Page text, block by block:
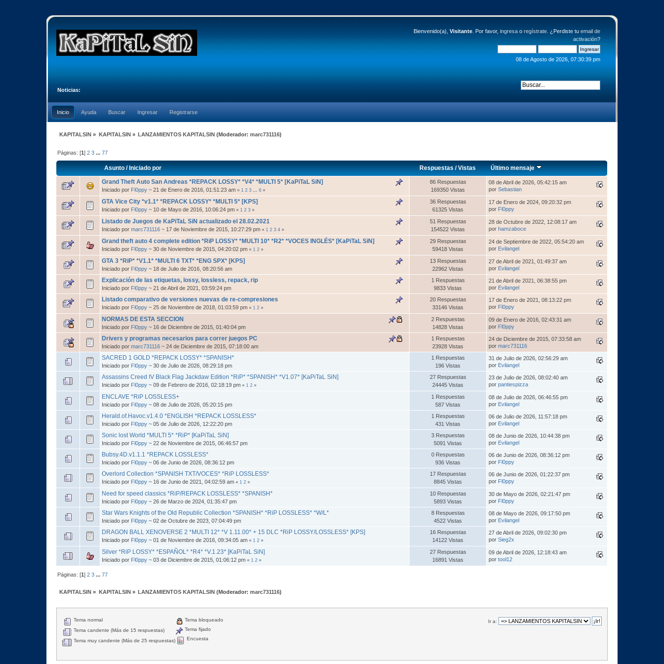
Bienvenido(a), Visitante. Por favor, ingresao regístrate. ¿Perdiste tu email de
activación?
08 de Agosto de 2026, 07:30:39 pm
Noticias:
Inicio Ayuda Buscar Ingresar Registrarse
KAPITALSIN » KAPITALSIN» LANZAMIENTOS KAPITALSIN (Moderador:marc731116)
Páginas: [1]2 3 ...77
Asunto/Iniciado por Respuestas/Vistas
Último mensaje
Grand Theft Auto San Andreas *REPACK LOSSY* *V4* *MULTI 5* [KaPiTaL SiN]
Iniciado por Fl0ppy ~ 21 de Enero de 2016, 01:51:23 am« 1 2 3 ...6 »
86 Respuestas
169350 Vistas
08 de Abril de 2026, 05:42:15 am
porSebastian
GTA Vice City *v1.1* *REPACK LOSSY* *MULTI 5* [KPS]
Iniciado por Fl0ppy ~ 10 de Mayo de 2016, 10:06:24 pm« 1 2 3 »
36 Respuestas
61325 Vistas
17 de Enero de 2024, 09:20:32 pm
por Fl0ppy
Listado de Juegos de KaPiTaL SiN actualizado el 28.02.2021
Iniciado pormarc731116 ~ 17 de Noviembre de 2015, 10:27:29 pm« 1 2 3 4 »
51 Respuestas
154522 Vistas
28 de Octubre de 2022, 12:08:17 am
porhamzaboce
Grand theft auto 4 complete edition *RiP LOSSY* *MULTI 10* *R2* *VOCES INGLÉS* [KaPiTaL SiN]
Iniciado por Fl0ppy ~ 30 de Noviembre de 2015, 04:20:02 pm« 1 2 »
29 Respuestas
59418 Vistas
24 de Septiembre de 2022, 05:54:20 am
por Evilangel
GTA 3 *RiP* *V1.1* *MULTI 6 TXT* *ENG SPX* [KPS]
Iniciado por Fl0ppy ~ 18 de Julio de 2016, 08:20:56 am
13 Respuestas
22962 Vistas
27 de Abril de 2021, 01:49:37 am
por Evilangel
Explicación de las etiquetas, lossy, lossless, repack, rip
Iniciado por Fl0ppy ~ 21 de Abril de 2021, 03:59:24 pm
1 Respuestas
9833 Vistas
21 de Abril de 2021, 06:38:55 pm
por Evilangel
Listado comparativo de versiones nuevas de re-compresiones
Iniciado por Fl0ppy ~ 25 de Noviembre de 2018, 01:03:59 pm« 1 2 »
20 Respuestas
33146 Vistas
17 de Enero de 2021, 08:13:22 pm
por Fl0ppy
NORMAS DE ESTA SECCION
Iniciado por Fl0ppy ~ 16 de Diciembre de 2015, 01:40:04 pm
2 Respuestas
14828 Vistas
09 de Enero de 2016, 02:43:31 am
por Fl0ppy
Drivers y programas necesarios para correr juegos PC
Iniciado pormarc731116 ~ 24 de Diciembre de 2015, 07:18:00 am
1 Respuestas
23928 Vistas
24 de Diciembre de 2015, 07:33:58 am
pormarc731116
SACRED 1 GOLD *REPACK LOSSY* *SPANISH*
Iniciado por Fl0ppy ~ 30 de Julio de 2026, 08:29:18 pm
1 Respuestas
196 Vistas
31 de Julio de 2026, 02:56:29 am
por Evilangel
Assassins Creed IV Black Flag Jackdaw Edition *RiP* *SPANISH* *V1.07* [KaPiTaL SiN]
Iniciado por Fl0ppy ~ 09 de Febrero de 2016, 02:18:19 pm« 1 2 »
27 Respuestas
24445 Vistas
23 de Julio de 2026, 08:02:40 am
porpantiespizza
ENCLAVE *RiP LOSSLESS+
Iniciado por Fl0ppy ~ 08 de Julio de 2026, 05:20:15 pm
1 Respuestas
587 Vistas
08 de Julio de 2026, 06:46:55 pm
por Evilangel
Herald.of.Havoc.v1.4.0 *ENGLISH *REPACK LOSSLESS*
Iniciado por Fl0ppy ~ 05 de Julio de 2026, 12:22:20 pm
1 Respuestas
431 Vistas
06 de Julio de 2026, 11:57:18 pm
por Evilangel
Sonic lost World *MULTI 5* *RiP* [KaPiTaL SiN]
Iniciado por Fl0ppy ~ 22 de Noviembre de 2015, 06:46:57 pm
3 Respuestas
5091 Vistas
08 de Junio de 2026, 10:44:38 pm
por Evilangel
Bubsy.4D.v1.1.1 *REPACK LOSSLESS*
Iniciado por Fl0ppy ~ 06 de Junio de 2026, 08:36:12 pm
0 Respuestas
936 Vistas
06 de Junio de 2026, 08:36:12 pm
por Fl0ppy
Overlord Collection *SPANISH TXT/VOCES* *RiP LOSSLESS*
Iniciado por Fl0ppy ~ 16 de Junio de 2021, 04:02:59 am« 1 2 »
17 Respuestas
8845 Vistas
06 de Junio de 2026, 01:22:37 pm
por Fl0ppy
Need for speed classics *RiP/REPACK LOSSLESS* *SPANISH*
Iniciado por Fl0ppy ~ 26 de Marzo de 2024, 01:35:47 pm
10 Respuestas
5893 Vistas
30 de Mayo de 2026, 02:21:47 pm
por Fl0ppy
Star Wars Knights of the Old Republic Collection *SPANISH* *RiP LOSSLESS* *W/L*
Iniciado por Fl0ppy ~ 02 de Octubre de 2023, 07:04:49 pm
8 Respuestas
4522 Vistas
08 de Mayo de 2026, 09:17:50 pm
por Evilangel
DRAGON BALL XENOVERSE 2 *MULTI 12* *V 1.11.00* + 15 DLC *RiP LOSSY/LOSSLESS* [KPS]
Iniciado por Fl0ppy ~ 01 de Noviembre de 2016, 09:34:05 am« 1 2 »
16 Respuestas
14122 Vistas
27 de Abril de 2026, 09:02:30 pm
porSieg2x
Silver *RiP LOSSY* *ESPAÑOL* *R4* *V.1.23* [KaPiTaL SiN]
Iniciado por Fl0ppy ~ 03 de Diciembre de 2015, 01:06:12 pm« 1 2 »
27 Respuestas
16891 Vistas
09 de Abril de 2026, 12:18:43 am
portool12
Páginas: [1]2 3 ...77
KAPITALSIN » KAPITALSIN» LANZAMIENTOS KAPITALSIN (Moderador:marc731116)
Ir a:
Tema normal
Tema candente (Más de 15 respuestas)
Tema muy candente (Más de 25 respuestas)
Tema bloqueado
Tema fijado
Encuesta